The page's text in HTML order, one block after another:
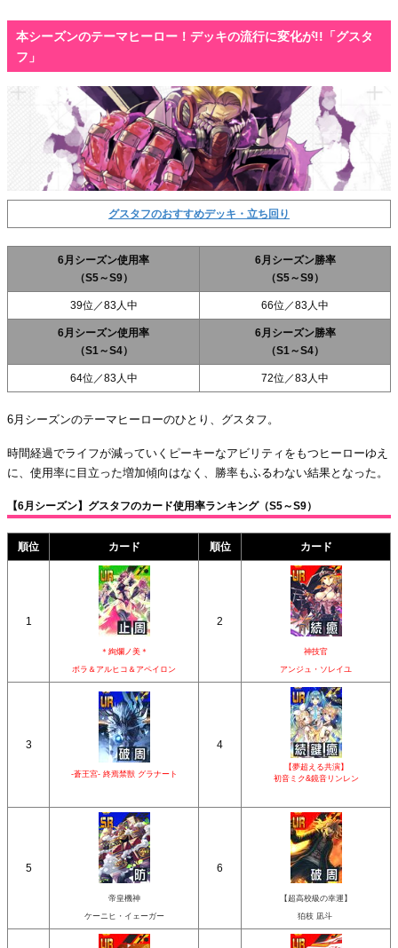
本シーズンのテーマヒーロー！デッキの流行に変化が!!「グスタ
フ」
グスタフのおすすめデッキ・立ち回り
6月シーズン使用率
（S5～S9）
6月シーズン勝率
（S5～S9）
39位／83人中 66位／83人中
6月シーズン使用率
（S1～S4）
6月シーズン勝率
（S1～S4）
64位／83人中 72位／83人中
6月シーズンのテーマヒーローのひとり、グスタフ。
時間経過でライフが減っていくピーキーなアビリティをもつヒーローゆえ
に、使用率に目立った増加傾向はなく、勝率もふるわない結果となった。
【6月シーズン】グスタフのカード使用率ランキング（S5～S9）
順位 カード 順位 カード
1
＊絢爛ノ美＊
ボラ＆アルヒコ＆アペイロン
2
神技官
アンジュ・ソレイユ
3
-蒼王宮- 終焉禁獣 グラナート
4
【夢超える共演】
初音ミク&鏡音リンレン
5
帝皇機神
ケーニヒ・イェーガー
6
【超高校級の幸運】
狛枝 凪斗